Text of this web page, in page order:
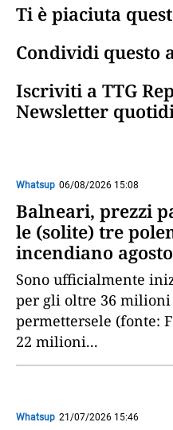
Ti è piaciuta
Condividi questo
Iscriviti a TTG
Newsletter
Whatsup 06/08/2026 15:08
Balneari, prezzi
le (solite) tre
incendiano
Sono ufficialmente
per gli oltre 36
permettersele (fonte:
22 milioni...
Whatsup 21/07/2026 15:46